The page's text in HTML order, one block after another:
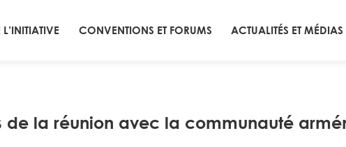
CONVENTIONS ET FORUMS ACTUALITÉS ET MÉDIAS
de la réunion avec la communauté